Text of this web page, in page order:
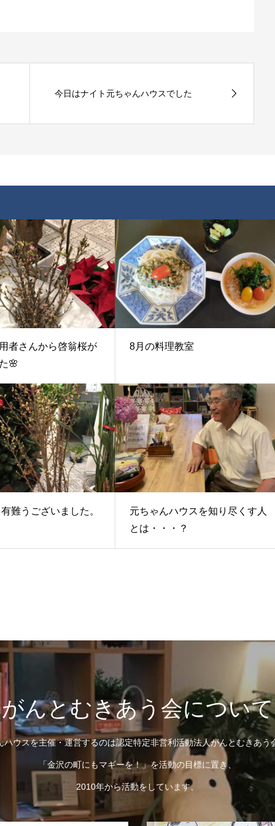
今日はナイト元ちゃんハウスでした
者さんから啓翁桜が
🌸
8月の料理教室
難うございました。
元ちゃんハウスを知り尽くす人
とは・・・？
がんとむきあう会について
ハウスを主催・運営するのは認定特定非営利活動法人がんとむきあう
「金沢の町にもマギーを！」を活動の目標に置き、
2010年から活動をしています。